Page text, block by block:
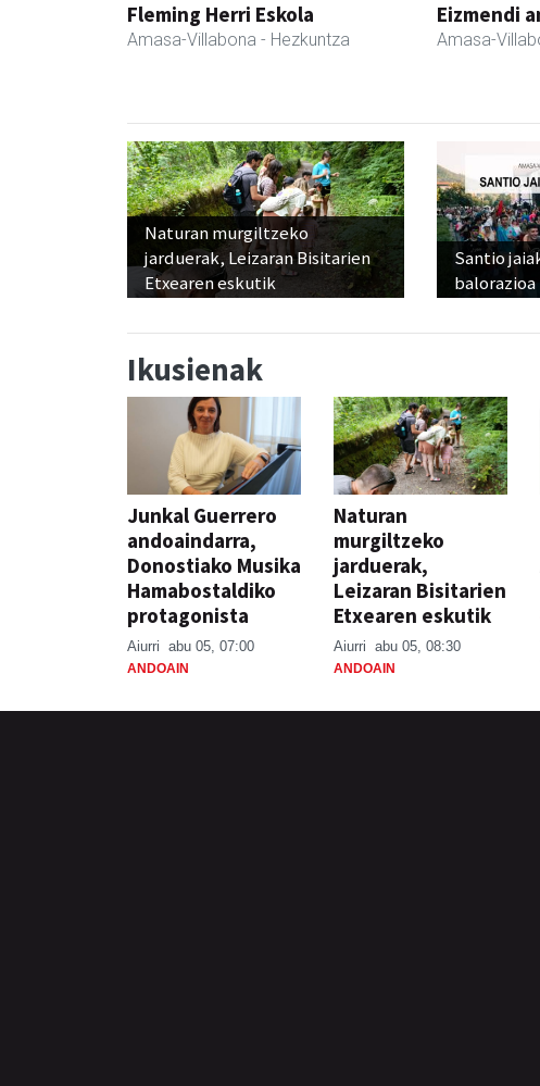
Fleming Herri Eskola
Amasa-Villabona - Hezkuntza
Eizmendi
Amasa-
Naturan murgiltzeko
jarduerak, Leizaran Bisitarien
Etxearen eskutik
Santio
balorazioa
Ikusienak
Junkal Guerrero
andoaindarra,
Donostiako Musika
Hamabostaldiko
protagonista
Aiurri abu 05, 07:00
ANDOAIN
Naturan
murgiltzeko
jarduerak,
Leizaran Bisitarien
Etxearen eskutik
Aiurri abu 05, 08:30
ANDOAIN